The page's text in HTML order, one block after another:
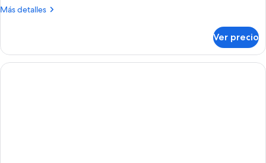
Más detalles
Más
vista
al
mar
Ver precio